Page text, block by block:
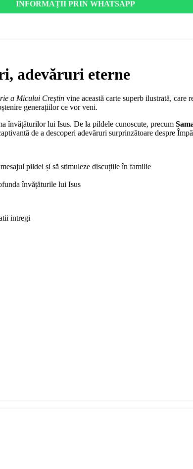
INFORMAȚII PRIN WHATSAPP
adevăruri eterne
a Micului Creștin vine această carte superb ilustrată, care
generațiilor ce vor veni.
învățăturilor lui Isus. De la pildele cunoscute, precum
de a descoperi adevăruri surprinzătoare despre
pildei și să stimuleze discuțiile în familie
învățăturile lui Isus
intregi